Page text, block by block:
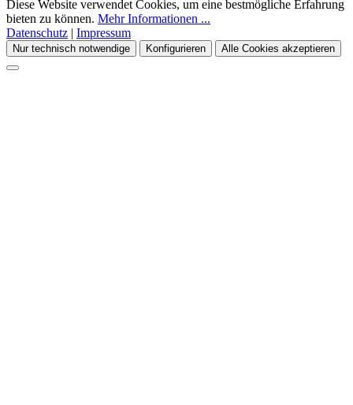
Diese Website verwendet Cookies, um eine bestmögliche Erfahrung
bieten zu können. Mehr Informationen ...
Datenschutz | Impressum
Nur technisch notwendige Konfigurieren Alle Cookies akzeptieren